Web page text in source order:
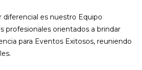
es nuestro Equipo
profesionales orientados a brindar
para Eventos Exitosos, reuniendo